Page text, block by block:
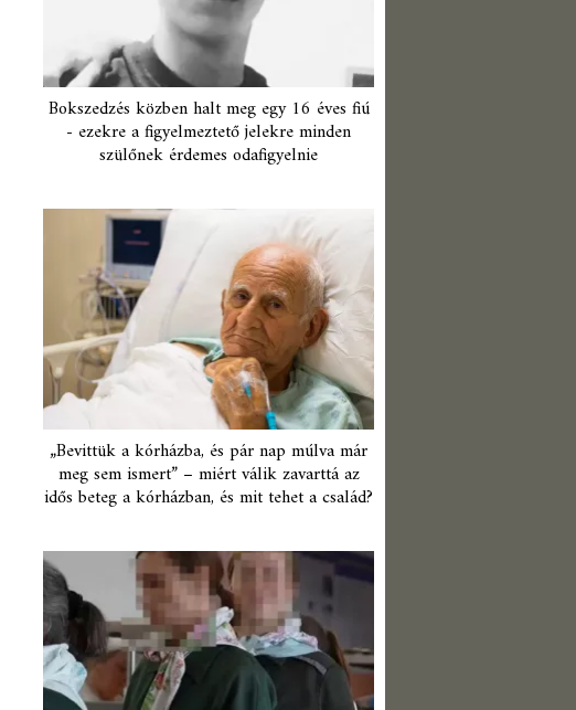
Bokszedzés közben halt meg egy 16 éves fiú
- ezekre a figyelmeztető jelekre minden
szülőnek érdemes odafigyelnie
„Bevittük a kórházba, és pár nap múlva már
meg sem ismert” – miért válik zavarttá az
idős beteg a kórházban, és mit tehet a család?